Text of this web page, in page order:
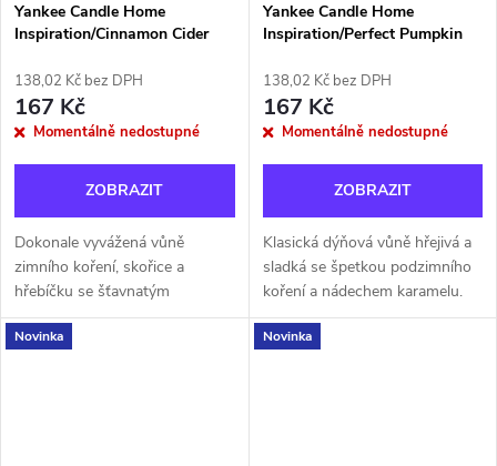
Yankee Candle Home
Inspiration/Cinnamon Cider
138,02 Kč bez DPH
167 Kč
Momentálně nedostupné
ZOBRAZIT
Dokonale vyvážená vůně
zimního koření, skořice a
hřebíčku se šťavnatým
červeným jablkem a nádechem
karamelu.
Yankee Candle Home
Inspiration/Perfect Pumpkin
138,02 Kč bez DPH
167 Kč
Momentálně nedostupné
ZOBRAZIT
Klasická dýňová vůně hřejivá a
sladká se špetkou podzimního
koření a nádechem karamelu.
Novinka Novinka